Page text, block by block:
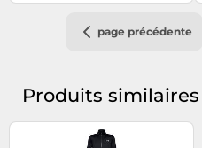
page précédente
Produits similaires